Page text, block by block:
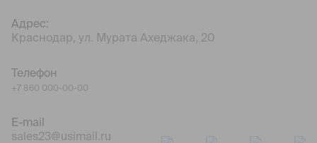
Адрес:
Краснодар, ул. Мурата Ахеджака, 20
Телефон
+7 860 000-00-00
E-mail
sales23@usimail.ru